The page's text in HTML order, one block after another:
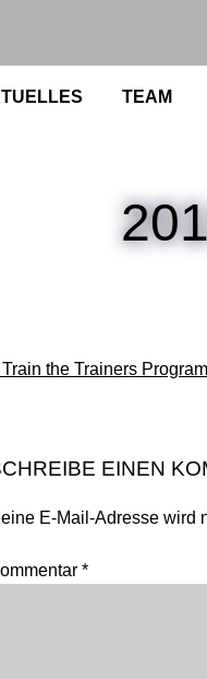
TEAM
the Trainers
EINEN
E-Mail-Adresse wird
*